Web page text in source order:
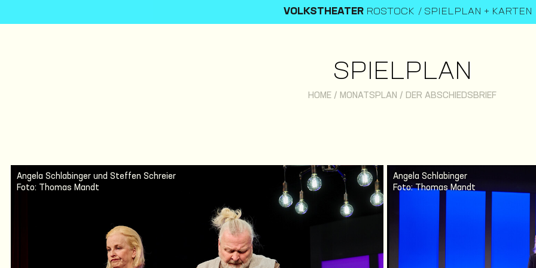
VOLKSTHEATER ROSTOCK SPIELPLAN + KARTEN
SPIELPLAN
HOME/ MONATSPLAN / DER ABSCHIEDSBRIEF
Angela Schlabinger und Steffen Schreier
Foto: Thomas Mandt
Angela Schlabinger
Foto: Thomas Mandt